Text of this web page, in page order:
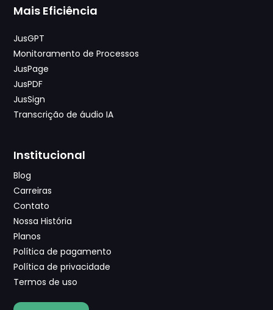
Mais Eficiência
JusGPT
Monitoramento de Processos
JusPage
JusPDF
JusSign
Transcrição de áudio IA
Institucional
Blog
Carreiras
Contato
Nossa História
Planos
Política de pagamento
Política de privacidade
Termos de uso